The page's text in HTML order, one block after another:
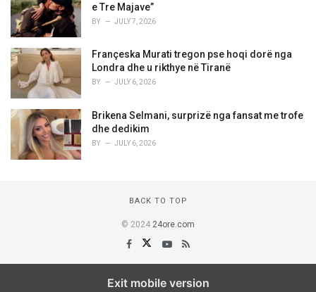
e Tre Majave”
BY JULY 7, 2026
Françeska Murati tregon pse hoqi dorë nga
Londra dhe u rikthye në Tiranë
BY JULY 6, 2026
Brikena Selmani, surprizë nga fansat me trofe
dhe dedikim
BY JULY 6, 2026
BACK TO TOP
© 2024 24ore.com
Exit mobile version